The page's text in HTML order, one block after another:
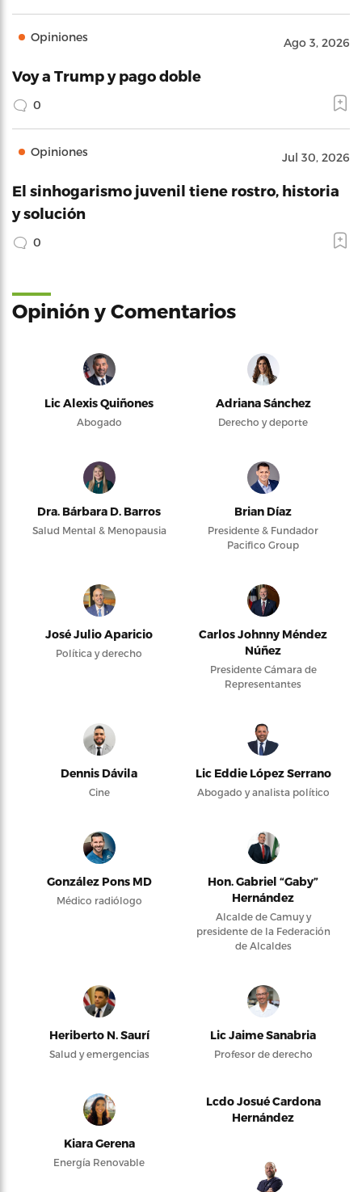
Opiniones Ago 3, 2026
Voy a Trump y pago doble
0
Opiniones Jul 30, 2026
El sinhogarismo juvenil tiene rostro, historia
y solución
0
Opinión y Comentarios
Lic Alexis Quiñones
Abogado
Adriana Sánchez
Derecho y deporte
Dra. Bárbara D. Barros
Salud Mental & Menopausia
Brian Díaz
Presidente & Fundador
Pacifico Group
José Julio Aparicio
Política y derecho
Carlos Johnny Méndez
Núñez
Presidente Cámara de
Representantes
Dennis Dávila
Cine
Lic Eddie López Serrano
Abogado y analista político
González Pons MD
Médico radiólogo
Hon. Gabriel “Gaby”
Hernández
Alcalde de Camuy y
presidente de la Federación
de Alcaldes
Heriberto N. Saurí
Salud y emergencias
Lic Jaime Sanabria
Profesor de derecho
Kiara Gerena
Energía Renovable
Lcdo Josué Cardona
Hernández